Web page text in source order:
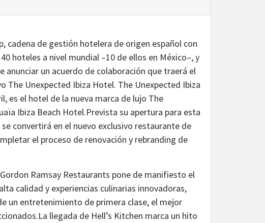
cadena de gestión hotelera de origen español con
hoteles a nivel mundial –10 de ellos en México–, y
anunciar un acuerdo de colaboración que traerá el
The Unexpected Ibiza Hotel. The Unexpected Ibiza
es el hotel de la nueva marca de lujo The
Ibiza Beach Hotel.Prevista su apertura para esta
convertirá en el nuevo exclusivo restaurante de
el proceso de renovación y rebranding de
Ramsay Restaurants pone de manifiesto el
calidad y experiencias culinarias innovadoras,
un entretenimiento de primera clase, el mejor
llegada de Hell’s Kitchen marca un hito